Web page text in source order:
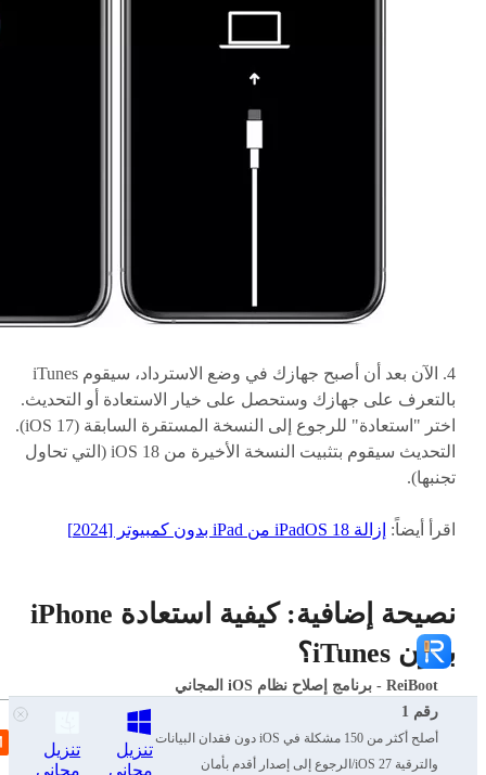
4. الآن بعد أن أصبح جهازك في وضع الاسترداد، سيقوم iTunes
بالتعرف على جهازك وستحصل على خيار الاستعادة أو التحديث.
اختر "استعادة" للرجوع إلى النسخة المستقرة السابقة (iOS 17).
التحديث سيقوم بتثبيت النسخة الأخيرة من iOS 18 (التي تحاول
تجنبها).
اقرأ أيضاً: إزالة iPadOS 18 من iPad بدون كمبيوتر [2024]
نصيحة إضافية: كيفية استعادة iPhone
بدون iTunes؟
في حين أن iTunes يستخدم عادة لاستعادة جهاز iPhone الخاص بك،
هناك طريقة بديلة لا تتطلب جهاز كمبيوتر. اتبع هذه الخطوات
ReiBoot - برنامج إصلاح نظام iOS المجاني
رقم 1
أصلح أكثر من 150 مشكلة في iOS دون فقدان البيانات
والترقية iOS 27/الرجوع إلى إصدار أقدم بأمان
تنزيل
مجاني
تنزيل
مجاني